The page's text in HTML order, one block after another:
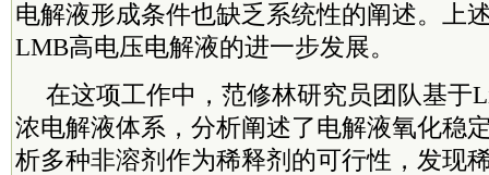
电解液形成条件也缺乏系统性的阐述。上
LMB高电压电解液的进一步发展。
在这项工作中，范修林研究员团队基于
浓电解液体系，分析阐述了电解液氧化稳
析多种非溶剂作为稀释剂的可行性，发现